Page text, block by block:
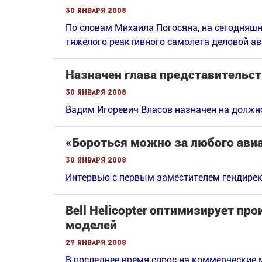
30 января 2008
По словам Михаила Погосяна, на
тяжелого реактивного самолета деловой
Назначен глава
30 января 2008
Вадим Игоревич Власов назначен на
«Бороться можно за любого
30 января 2008
Интервью с первым заместителем
Bell Helicopter оптимизирует
моделей
29 января 2008